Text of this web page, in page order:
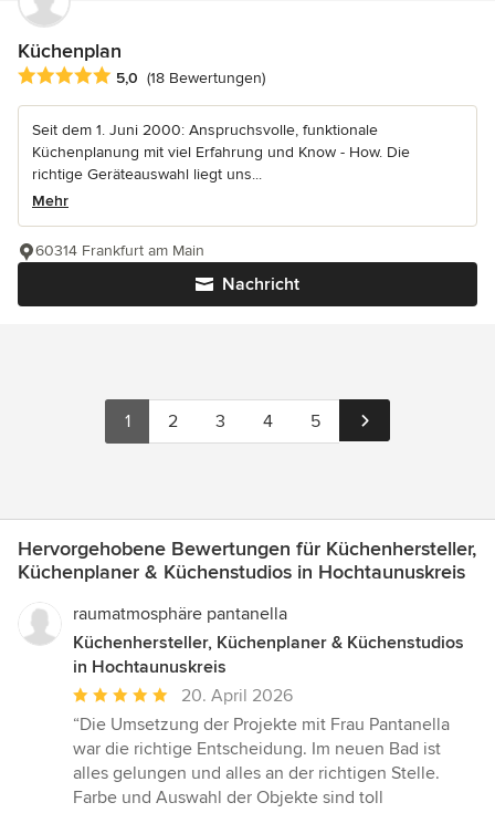
Küchenplan
Durchschnittliche Bewertung: 5 von 5 Sternen
5,0 (18 Bewertungen)
Seit dem 1. Juni 2000: Anspruchsvolle, funktionale
Küchenplanung mit viel Erfahrung und Know - How. Die
richtige Geräteauswahl liegt uns...
Mehr
Nachricht
60314 Frankfurt am Main
1 2 3 4 5
Hervorgehobene Bewertungen für Küchenhersteller,
Küchenplaner & Küchenstudios in Hochtaunuskreis
raumatmosphäre pantanella
Küchenhersteller, Küchenplaner & Küchenstudios
in Hochtaunuskreis
Durchschnittliche
Bewertung:
5
von
5
20. April 2026
“Die Umsetzung der Projekte mit Frau Pantanella
war die richtige Entscheidung. Im neuen Bad ist
alles gelungen und alles an der richtigen Stelle.
Farbe und Auswahl der Objekte sind toll